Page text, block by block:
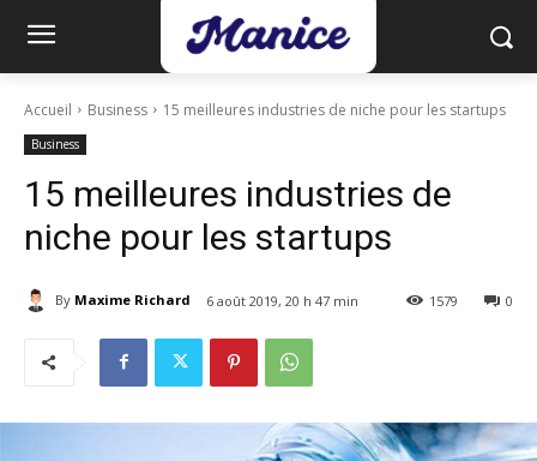
Accueil Business 15 meilleures industries de niche pour les startups
Business
15 meilleures industries de
niche pour les startups
By Maxime Richard 6 août 2019, 20 h 47 min 0
1579